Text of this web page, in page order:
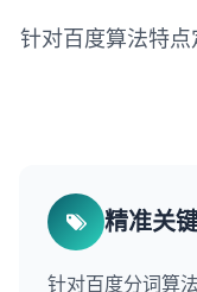
针对百度算法特
精准关
针对百度分词算